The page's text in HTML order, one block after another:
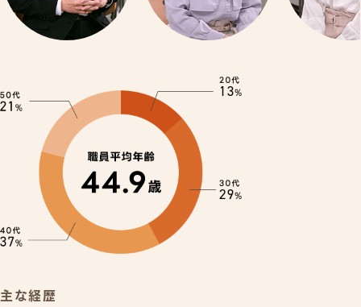
よくあるご質問
主な経歴